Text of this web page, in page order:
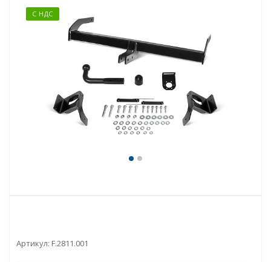
С НДС
Артикул: F.2811.001